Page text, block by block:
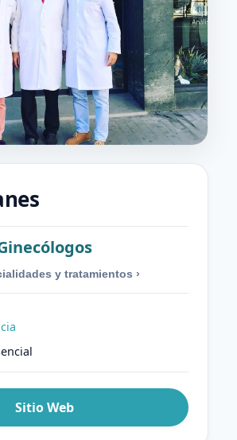
y tratamientos ›
Sitio Web